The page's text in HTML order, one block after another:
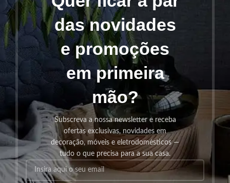
das novidades
e promoções
em primeira
mão?
Subscreva a nossa newsletter e receba
ofertas exclusivas, novidades em
decoração, móveis e eletrodomésticos —
tudo o que precisa para a sua casa.